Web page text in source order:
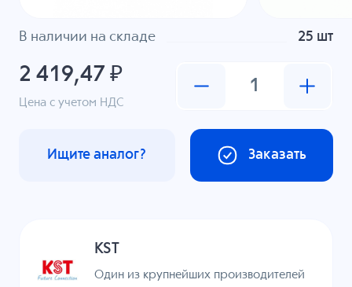
В наличии на складе 25 шт
2 419,47 ₽
Цена с учетом НДС
Заказать
Ищите аналог?
KST
Один из крупнейших производителей